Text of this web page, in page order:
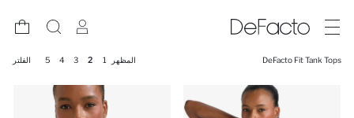
DeFacto Fit Tank Tops المظهر 1
2
3
4
5 الفلتر